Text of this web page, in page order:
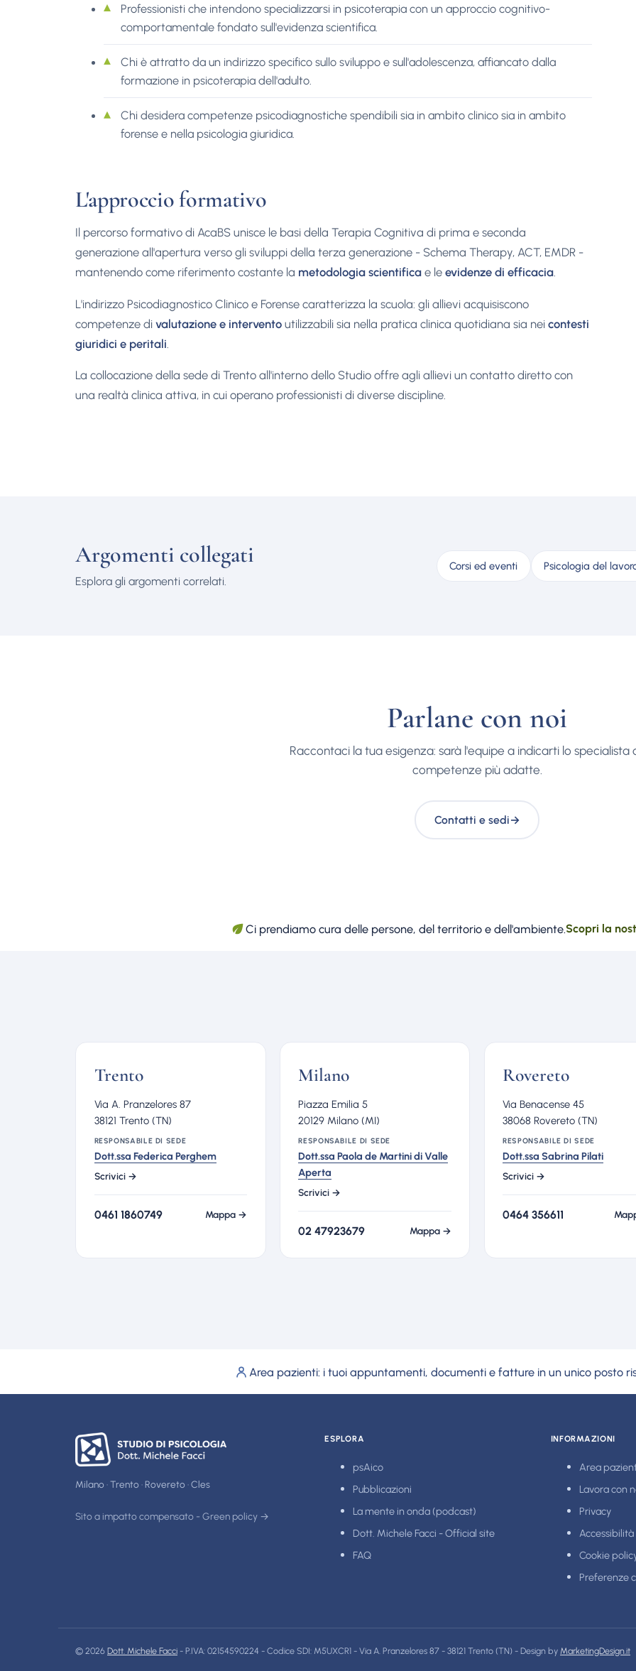
Professionisti che intendono specializzarsi in psicoterapia con un approccio cognitivo-
comportamentale fondato sull'evidenza scientifica.
Chi è attratto da un indirizzo specifico sullo sviluppo e sull'adolescenza, affiancato dalla
formazione in psicoterapia dell'adulto.
Chi desidera competenze psicodiagnostiche spendibili sia in ambito clinico sia in ambito
forense e nella psicologia giuridica.
L'approccio formativo
Il percorso formativo di AcaBS unisce le basi della Terapia Cognitiva di prima e seconda
generazione all'apertura verso gli sviluppi della terza generazione - Schema Therapy, ACT, EMDR -
mantenendo come riferimento costante la metodologia scientifica e le evidenze di efficacia
L'indirizzo Psicodiagnostico Clinico e Forense caratterizza la scuola: gli allievi acquisiscono
competenze di valutazione e intervento utilizzabili sia nella pratica clinica quotidiana sia nei contesti
giuridici e peritali
La collocazione della sede di Trento all'interno dello Studio offre agli allievi un contatto diretto con
una realtà clinica attiva, in cui operano professionisti di diverse discipline.
Argomenti collegati
Esplora gli argomenti correlati.
Corsi ed eventi Psicologia del
Parlane con noi
Raccontaci la tua esigenza: sarà l'equipe a indicarti lo specialista
competenze più adatte.
Contatti e sedi→
Ci prendiamo cura delle persone, del territorio e dell'ambiente.Scopri la
Trento
Via A. Pranzelores 87
38121 Trento (TN)
RESPONSABILE DI SEDE
Dott.ssa Federica Perghem
Scrivici →
0461 1860749 Mappa →
Milano
Piazza Emilia 5
20129 Milano (MI)
RESPONSABILE DI SEDE
Dott.ssa Paola de Martini di Valle
Aperta
Scrivici →
02 47923679 Mappa →
Rovereto
Via Benacense 45
38068 Rovereto (TN)
RESPONSABILE DI SEDE
Dott.ssa Sabrina Pilati
Scrivici →
0464 356611
Area pazienti: i tuoi appuntamenti, documenti e fatture in un unico posto
Milano · Trento · Rovereto · Cles
Sito a impatto compensato - Green policy →
ESPLORA
psAico
Pubblicazioni
La mente in onda (podcast)
Dott. Michele Facci - Official site
FAQ
INFORMAZIONI
Area
Lavora con
Privacy
Accessibilità
Cookie
Preferenze
© 2026 Dott. Michele Facci - P.IVA: 02154590224 - Codice SDI: M5UXCR1 - Via A. Pranzelores 87 - 38121 Trento (TN) - Design by MarketingDesign.it